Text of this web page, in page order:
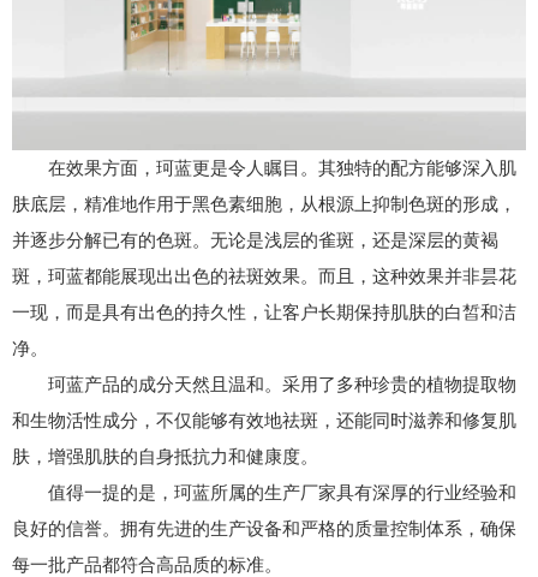
在效果方面，珂蓝更是令人瞩目。其独特的配方能够深入肌
肤底层，精准地作用于黑色素细胞，从根源上抑制色斑的形成，
并逐步分解已有的色斑。无论是浅层的雀斑，还是深层的黄褐
斑，珂蓝都能展现出出色的祛斑效果。而且，这种效果并非昙花
一现，而是具有出色的持久性，让客户长期保持肌肤的白皙和洁
净。
珂蓝产品的成分天然且温和。采用了多种珍贵的植物提取物
和生物活性成分，不仅能够有效地祛斑，还能同时滋养和修复肌
肤，增强肌肤的自身抵抗力和健康度。
值得一提的是，珂蓝所属的生产厂家具有深厚的行业经验和
良好的信誉。拥有先进的生产设备和严格的质量控制体系，确保
每一批产品都符合高品质的标准。